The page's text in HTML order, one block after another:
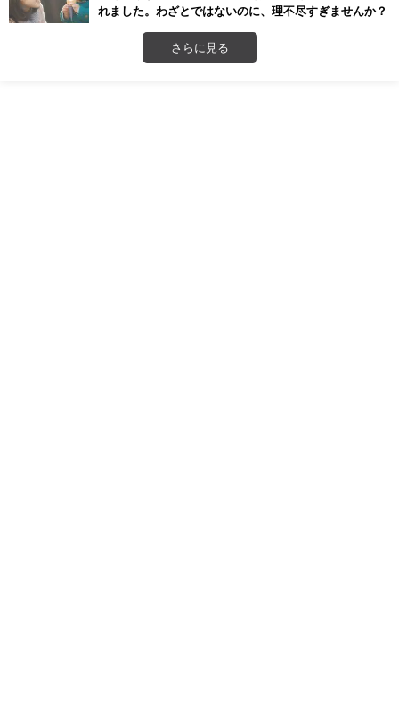
れました。わざとではないのに、理不尽すぎませんか？
さらに見る